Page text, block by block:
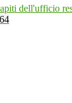
dell'ufficio